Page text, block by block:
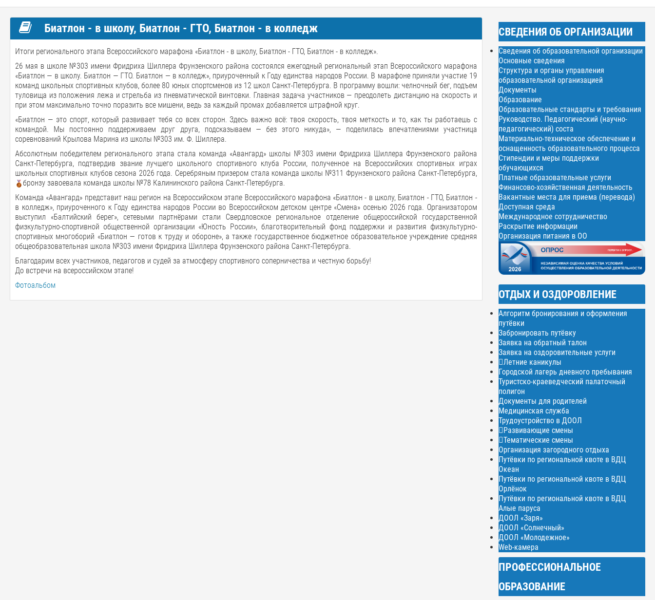
Биатлон - в школу, Биатлон - ГТО, Биатлон - в колледж
Итоги регионального этапа Всероссийского марафона «Биатлон - в школу, Биатлон - ГТО, Биатлон - в колледж».
26 мая в школе №303 имени Фридриха Шиллера Фрунзенского района состоялся ежегодный региональный этап Всероссийского марафона
«Биатлон — в школу. Биатлон — ГТО. Биатлон — в колледж», приуроченный к Году единства народов России. В марафоне приняли участие 19
команд школьных спортивных клубов, более 80 юных спортсменов из 12 школ Санкт-Петербурга. В программу вошли: челночный бег, подъем
туловища из положения лежа и стрельба из пневматической винтовки. Главная задача участников — преодолеть дистанцию на скорость и
при этом максимально точно поразить все мишени, ведь за каждый промах добавляется штрафной круг.
«Биатлон — это спорт, который развивает тебя со всех сторон. Здесь важно всё: твоя скорость, твоя меткость и то, как ты работаешь с
командой. Мы постоянно поддерживаем друг друга, подсказываем — без этого никуда», — поделилась впечатлениями участница
соревнований Крылова Марина из школы №303 им. Ф. Шиллера.
Абсолютным победителем регионального этапа стала команда «Авангард» школы №303 имени Фридриха Шиллера Фрунзенского района
Санкт-Петербурга, подтвердив звание лучшего школьного спортивного клуба России, полученное на Всероссийских спортивных играх
школьных спортивных клубов сезона 2026 года. Серебряным призером стала команда школы №311 Фрунзенского района Санкт-Петербурга,
бронзу завоевала команда школы №78 Калининского района Санкт-Петербурга.
Команда «Авангард» представит наш регион на Всероссийском этапе Всероссийского марафона «Биатлон - в школу, Биатлон - ГТО, Биатлон -
в колледж», приуроченного к Году единства народов России во Всероссийском детском центре «Смена» осенью 2026 года. Организатором
выступил «Балтийский берег», сетевыми партнёрами стали Свердловское региональное отделение общероссийской государственной
физкультурно-спортивной общественной организации «Юность России», благотворительный фонд поддержки и развития физкультурно-
спортивных многоборий «Биатлон — готов к труду и обороне», а также государственное бюджетное образовательное учреждение средняя
общеобразовательная школа №303 имени Фридриха Шиллера Фрунзенского района Санкт-Петербурга.
Благодарим всех участников, педагогов и судей за атмосферу спортивного соперничества и честную борьбу!
До встречи на всероссийском этапе!
Фотоальбом
СВЕДЕНИЯ ОБ ОРГАНИЗАЦИИ
Сведения об образовательной организации
Основные сведения
Структура и органы управления
образовательной организацией
Документы
Образование
Образовательные стандарты и требования
Руководство. Педагогический (научно-
педагогический) соста
Материально-техническое обеспечение и
оснащенность образовательного процесса
Стипендии и меры поддержки
обучающихся
Платные образовательные услуги
Финансово-хозяйственная деятельность
Вакантные места для приема (перевода)
Доступная среда
Международное сотрудничество
Раскрытие информации
Организация питания в ОО
ОТДЫХ И ОЗДОРОВЛЕНИЕ
Алгоритм бронирования и оформления
путёвки
Забронировать путёвку
Заявка на обратный талон
Заявка на оздоровительные услуги
Летние каникулы
Городской лагерь дневного пребывания
Туристско-краеведческий палаточный
полигон
Документы для родителей
Медицинская служба
Трудоустройство в ДООЛ
Развивающие смены
Тематические смены
Организация загородного отдыха
Путёвки по региональной квоте в ВДЦ
Океан
Путёвки по региональной квоте в ВДЦ
Орлёнок
Путёвки по региональной квоте в ВДЦ
Алые паруса
ДООЛ «Заря»
ДООЛ «Солнечный»
ДООЛ «Молодежное»
Web-камера
ПРОФЕССИОНАЛЬНОЕ
ОБРАЗОВАНИЕ